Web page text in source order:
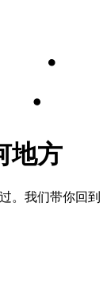
地方
。我们带你回到